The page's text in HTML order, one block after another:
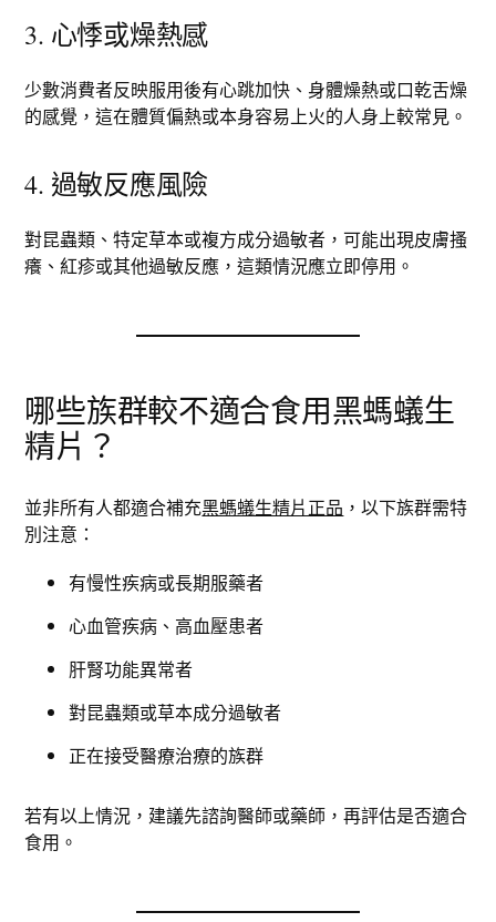
3. 心悸或燥熱感
少數消費者反映服用後有心跳加快、身體燥熱或口乾舌燥
的感覺，這在體質偏熱或本身容易上火的人身上較常見。
4. 過敏反應風險
對昆蟲類、特定草本或複方成分過敏者，可能出現皮膚搔
癢、紅疹或其他過敏反應，這類情況應立即停用。
哪些族群較不適合食用黑螞蟻生
精片？
並非所有人都適合補充黑螞蟻生精片正品 ，以下族群需特
別注意：
有慢性疾病或長期服藥者
心血管疾病、高血壓患者
肝腎功能異常者
對昆蟲類或草本成分過敏者
正在接受醫療治療的族群
若有以上情況，建議先諮詢醫師或藥師，再評估是否適合
食用。